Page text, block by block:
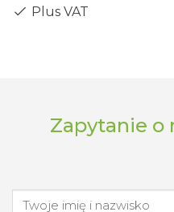
Plus VAT
Zapytanie o